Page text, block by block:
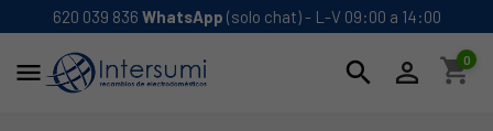
620 039 836 WhatsApp (solo chat) - L-V 09:00 a 14:00
 search  shopping_cart
0